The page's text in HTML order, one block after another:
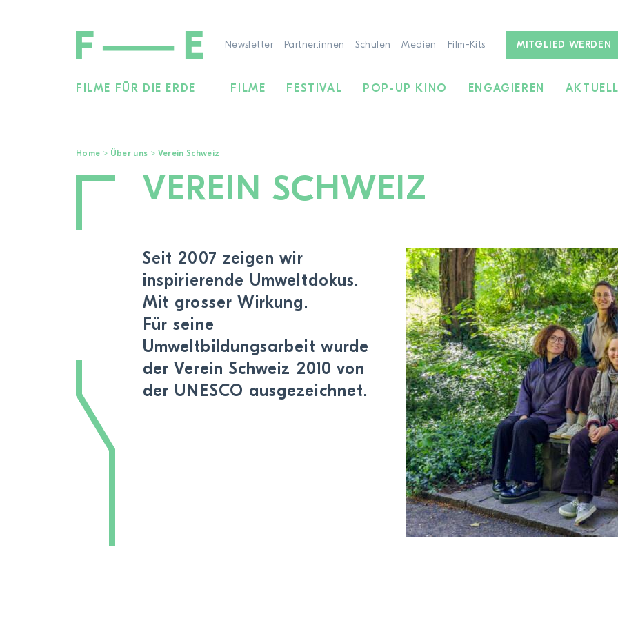
Newsletter Partner:innen Schulen Medien Film-Kits MITGLIED WERDEN
FILME FÜR DIE ERDE FILME FESTIVAL POP-UP KINO ENGAGIEREN AKTUELL
Home > Über uns > Verein Schweiz
VEREIN SCHWEIZ
Seit 2007 zeigen wir
inspirierende Umweltdokus.
Mit grosser Wirkung.
Für seine
Umweltbildungsarbeit wurde
der Verein Schweiz 2010 von
der UNESCO ausgezeichnet.
ZUR FILMSUCHE